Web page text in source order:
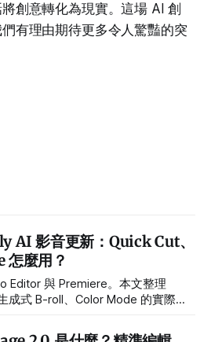
創意轉化為現實。這場 AI 創
有理由期待更多令人驚豔的突
AI 影音更新：Quick Cut、
怎麼用？
Editor 與 Premiere。本文整理
成式 B-roll、Color Mode 的實際用